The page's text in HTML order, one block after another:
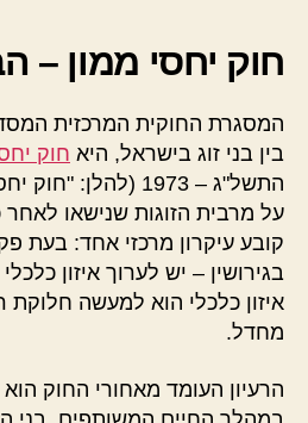
חוק יחסי ממון –
המסגרת החוקית המרכזית
בין בני זוג בישראל, היא חוק
התשל"ג – 1973
על מרבית הזוגות שנישאו לאחר
קובע עיקרון מרכזי אחד: בעת
בגירושין – יש לערוך איזון
איזון כלכלי הוא למעשה חלוקת
מחדל.
הרעיון העומד מאחורי החוק